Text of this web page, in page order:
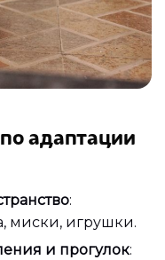
адаптации
:
миски, игрушки.
и прогулок: